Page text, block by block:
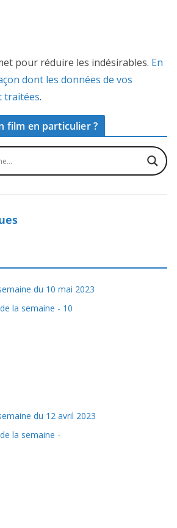
pour réduire les indésirables. En
dont les données de vos
traitées.
film en particulier ?
du 10 mai 2023
du 12 avril 2023